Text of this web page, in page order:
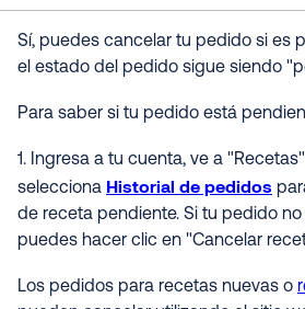
Sí, puedes cancelar tu pedido si es
el estado del pedido sigue siendo
Para saber si tu pedido está
1. Ingresa a tu cuenta, ve a
selecciona Historial de pedidos
de receta pendiente. Si tu pedido no
puedes hacer clic en "Cancelar
Los pedidos para recetas nuevas o